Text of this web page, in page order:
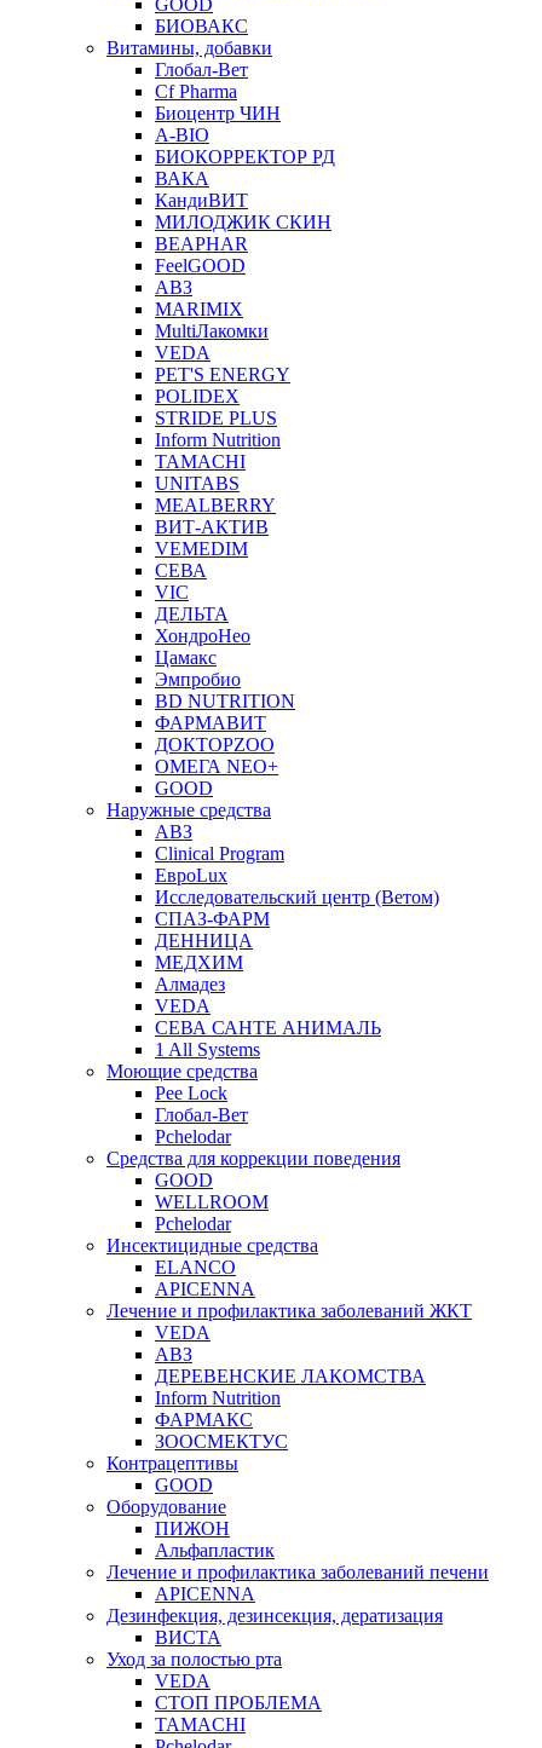
БИОВАКС
Витамины, добавки
Глобал-Вет
Cf Pharma
Биоцентр ЧИН
A-BIO
БИОКОРРЕКТОР РД
ВАКА
КандиВИТ
МИЛОДЖИК СКИН
BEAPHAR
FeelGOOD
АВЗ
MARIMIX
MultiЛакомки
VEDA
PET'S ENERGY
POLIDEX
STRIDE PLUS
Inform Nutrition
TAMACHI
UNITABS
MEALBERRY
ВИТ-АКТИВ
VEMEDIM
СЕВА
VIC
ДЕЛЬТА
ХондроНео
Цамакс
Эмпробио
BD NUTRITION
ФАРМАВИТ
ДОКТОРZOO
ОМЕГА NEO+
GOOD
Наружные средства
АВЗ
Clinical Program
ЕвроLux
Исследовательский центр (Ветом)
СПАЗ-ФАРМ
ДЕННИЦА
МЕДХИМ
Алмадез
VEDA
СЕВА САНТЕ АНИМАЛЬ
1 All Systems
Моющие средства
Pee Lock
Глобал-Вет
Pchelodar
Средства для коррекции поведения
GOOD
WELLROOM
Pchelodar
Инсектицидные средства
ELANCO
APICENNA
Лечение и профилактика заболеваний ЖКТ
VEDA
АВЗ
ДЕРЕВЕНСКИЕ ЛАКОМСТВА
Inform Nutrition
ФАРМАКС
ЗООСМЕКТУС
Контрацептивы
GOOD
Оборудование
ПИЖОН
Альфапластик
Лечение и профилактика заболеваний печени
APICENNA
Дезинфекция, дезинсекция, дератизация
ВИСТА
Уход за полостью рта
VEDA
СТОП ПРОБЛЕМА
TAMACHI